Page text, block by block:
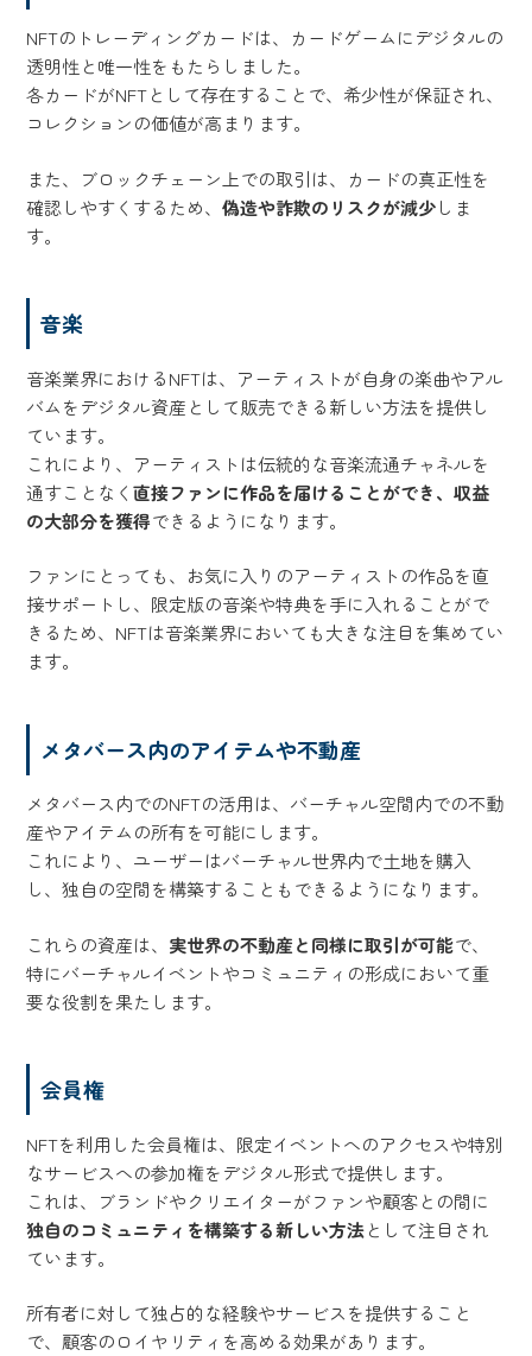
NFTのトレーディングカードは、カードゲームにデジタルの
透明性と唯一性をもたらしました。
各カードがNFTとして存在することで、希少性が保証され、
コレクションの価値が高まります。
また、ブロックチェーン上での取引は、カードの真正性を
確認しやすくするため、偽造や詐欺のリスクが減少しま
す。
音楽
音楽業界におけるNFTは、アーティストが自身の楽曲やアル
バムをデジタル資産として販売できる新しい方法を提供し
ています。
これにより、アーティストは伝統的な音楽流通チャネルを
通すことなく直接ファンに作品を届けることができ、収益
の大部分を獲得できるようになります。
ファンにとっても、お気に入りのアーティストの作品を直
接サポートし、限定版の音楽や特典を手に入れることがで
きるため、NFTは音楽業界においても大きな注目を集めてい
ます。
メタバース内のアイテムや不動産
メタバース内でのNFTの活用は、バーチャル空間内での不動
産やアイテムの所有を可能にします。
これにより、ユーザーはバーチャル世界内で土地を購入
し、独自の空間を構築することもできるようになります。
これらの資産は、 実世界の不動産と同様に取引が可能で、
特にバーチャルイベントやコミュニティの形成において重
要な役割を果たします。
会員権
NFTを利用した会員権は、限定イベントへのアクセスや特別
なサービスへの参加権をデジタル形式で提供します。
これは、ブランドやクリエイターがファンや顧客との間に
独自のコミュニティを構築する新しい方法として注目され
ています。
所有者に対して独占的な経験やサービスを提供すること
で、顧客のロイヤリティを高める効果があります。